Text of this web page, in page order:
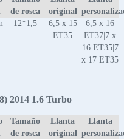
de rosca
original
12*1,5
6,5 x 15
ET35
6,5 x 16
ET37|7 x
16 ET35|7
x 17 ET35
2014 1.6 Turbo
Tamaño
de rosca
Llanta
original
Llanta